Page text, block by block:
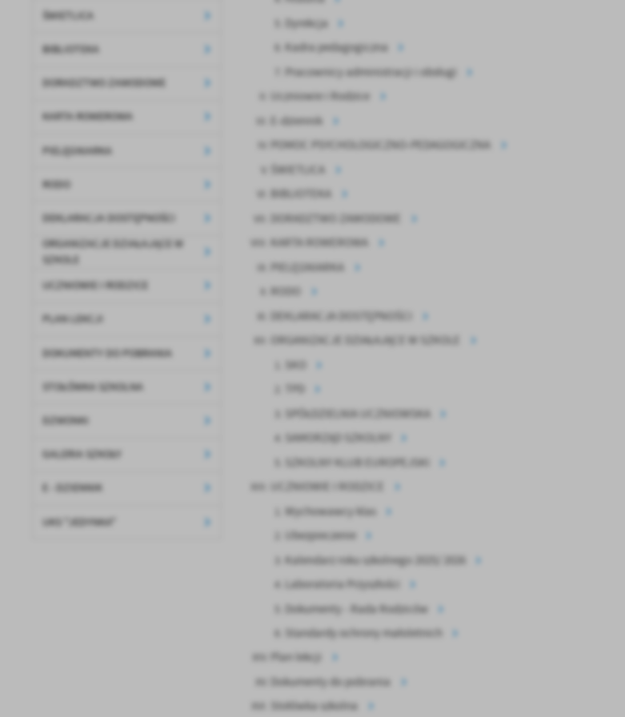
Szanujemy Twoją prywatność. Możesz zmienić ustawienia cookies lub
wszystkie. W dowolnym momencie możesz dokonać zmiany swoich
Niezbędne
umożliwiają Ci komfortowe korzystanie z oferowanych przez nas usług.
Pliki cookies odpowiadają na podejmowane przez Ciebie działania w
cookies strona, z której korzystasz, może działać bez zakłóceń.
Więcej
Funkcjonalne i personalizacyjne
Tego typu pliki cookies umożliwiają stronie internetowej
Dzięki tym plikom cookies możemy zapewnić Ci większy komfort
funkcji na stronie.
ŚWIETLICA
BIBLIOTEKA
DORADZTWO ZAWODOWE
KARTA ROWEROWA
PIELĘGNIARKA
RODO
DEKLARACJA DOSTĘPNOŚCI
ORGANIZACJE DZIAŁAJĄCE W
SZKOLE
UCZNIOWIE I RODZICE
PLAN LEKCJI
DOKUMENTY DO POBRANIA
STOŁÓWKA SZKOLNA
DZWONKI
GALERIA SZKOŁY
E - DZIENNIK
UKS "JEDYNKA"
Dyrekcja
Kadra pedagogiczna
Pracownicy administracji i obsługi
Uczniowie i Rodzice
E-dziennik
POMOC PSYCHOLOGICZNO-PEDAGOGICZNA
ŚWIETLICA
BIBLIOTEKA
DORADZTWO ZAWODOWE
KARTA ROWEROWA
PIELĘGNIARKA
RODO
DEKLARACJA DOSTĘPNOŚCI
ORGANIZACJE DZIAŁAJĄCE W SZKOLE
SKO
TPD
SPÓŁDZIELNIA UCZNIOWSKA
SAMORZĄD SZKOLNY
SZKOLNY KLUB EUROPEJSKI
UCZNIOWIE I RODZICE
Wychowawcy klas
Ubezpieczenie
Kalendarz roku szkolnego 2025/ 2026
Laboratoria Przyszłości
Dokumenty - Rada Rodziców
Standardy ochrony małoletnich
Plan lekcji
Dokumenty do pobrania
Stołówka szkolna